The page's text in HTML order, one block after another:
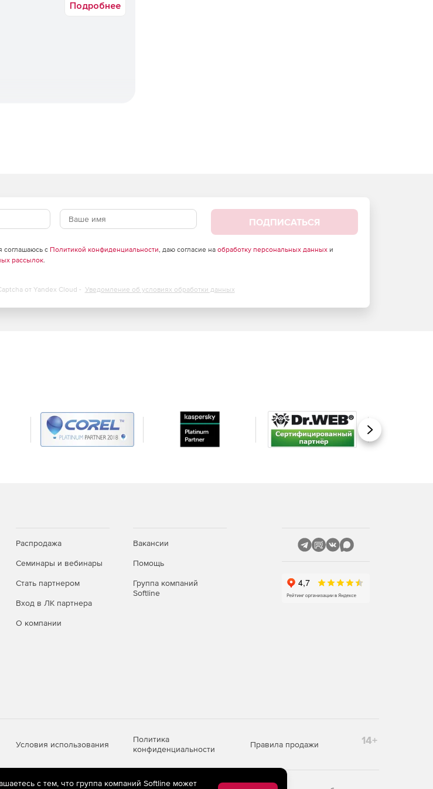
Подробнее
ПОДПИСАТЬСЯ
соглашаюсь с Политикой конфиденциальности, даю согласие на обработку персональных данныхи
рассылок.
от Yandex Cloud - Уведомление об условиях обработки данных
Вперед
Распродажа
Семинары и вебинары
Стать партнером
Вход в ЛК партнера
О компании
Вакансии
Помощь
Группа компаний
Softline
Условия использования
Политика
конфиденциальности
Правила продажи 14+
с тем, что группа компаний Softline может